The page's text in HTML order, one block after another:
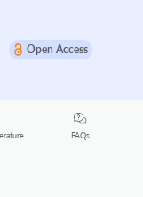
Open Access
FAQs